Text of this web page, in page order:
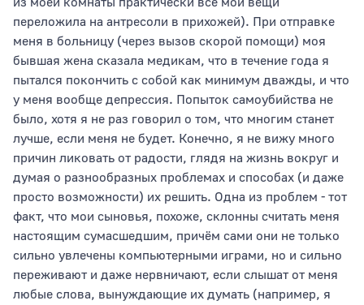
переложила на антресоли в прихожей). При отправке
меня в больницу (через вызов скорой помощи) моя
бывшая жена сказала медикам, что в течение года я
пытался покончить с собой как минимум дважды, и что
у меня вообще депрессия. Попыток самоубийства не
было, хотя я не раз говорил о том, что многим станет
лучше, если меня не будет. Конечно, я не вижу много
причин ликовать от радости, глядя на жизнь вокруг и
думая о разнообразных проблемах и способах (и даже
просто возможности) их решить. Одна из проблем - тот
факт, что мои сыновья, похоже, склонны считать меня
настоящим сумасшедшим, причём сами они не только
сильно увлечены компьютерными играми, но и сильно
переживают и даже нервничают, если слышат от меня
любые слова, вынуждающие их думать (например, я